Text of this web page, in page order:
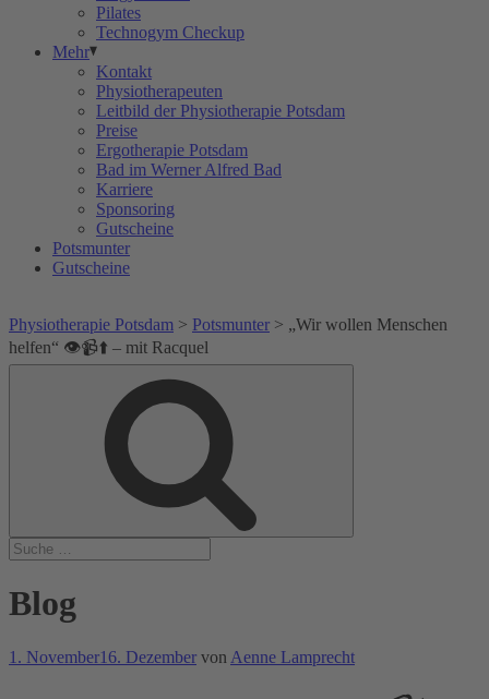
Pilates
Technogym Checkup
Mehr
Kontakt
Physiotherapeuten
Leitbild der Physiotherapie Potsdam
Preise
Ergotherapie Potsdam
Bad im Werner Alfred Bad
Karriere
Sponsoring
Gutscheine
Potsmunter
Gutscheine
Physiotherapie Potsdam > Potsmunter > „Wir wollen Menschen
helfen“ 👁️📹⬆️ – mit Racquel
Blog
Veröffentlicht
1. November16. Dezember von Aenne Lamprecht